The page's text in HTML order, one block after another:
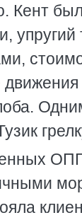
Кент
упругий